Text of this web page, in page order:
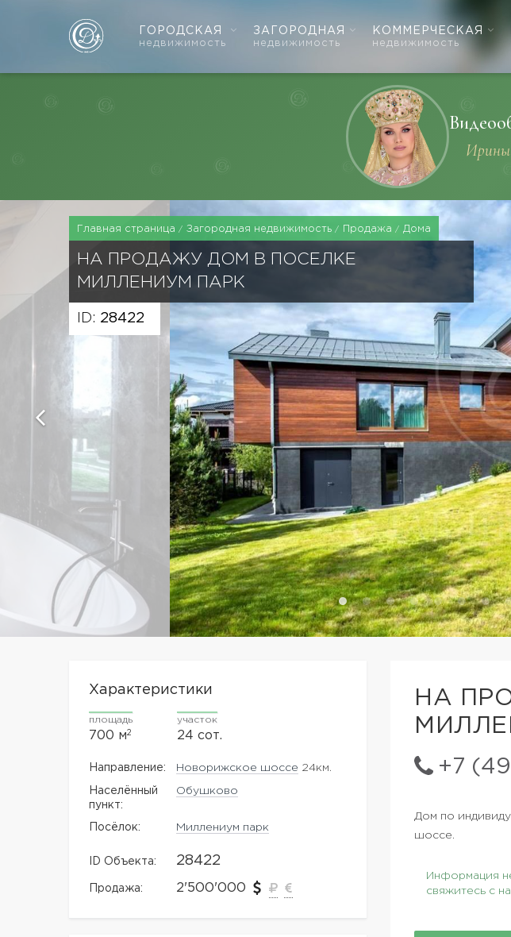
ГОРОДСКАЯ
недвижимость
ЗАГОРОДНАЯ
недвижимость
КОММЕРЧЕСКАЯ
недвижимость
Ирины
Главная страница Загородная недвижимость Продажа Дома
НА ПРОДАЖУ ДОМ В ПОСЕЛКЕ
МИЛЛЕНИУМ ПАРК
ID: 28422
НА
+7
Характеристики
площадь
700 м2
участок
24 сот.
Направление: Новорижское шоссе 24км.
Населённый
пункт:
Обушково
Посёлок: Миллениум парк
ID Объекта: 28422
Продажа: 2'500'000
Дом по
шоссе.
Информация
свяжитесь с